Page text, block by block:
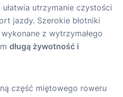
utrzymanie czystości
jazdy. Szerokie błotniki
wykonane z wytrzymałego
długą żywotność i